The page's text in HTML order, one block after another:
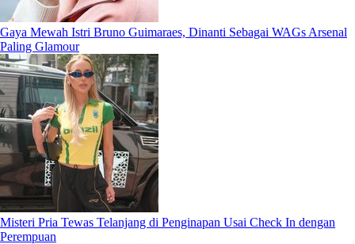
Gaya Mewah Istri Bruno Guimaraes, Dinanti Sebagai WAGs Arsenal
Paling Glamour
Misteri Pria Tewas Telanjang di Penginapan Usai Check In dengan
Perempuan